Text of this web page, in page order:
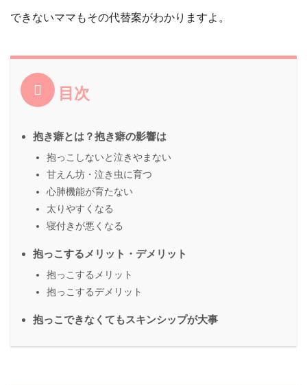
できないママもその代替案がわかりますよ。
目次
抱き癖とは？抱き癖の影響は
抱っこしないと泣きやまない
甘えん坊・泣き虫に育つ
心肺機能が育たない
太りやすくなる
寝付きが悪くなる
抱っこするメリット・デメリット
抱っこするメリット
抱っこするデメリット
抱っこできなくてもスキンシップが大事